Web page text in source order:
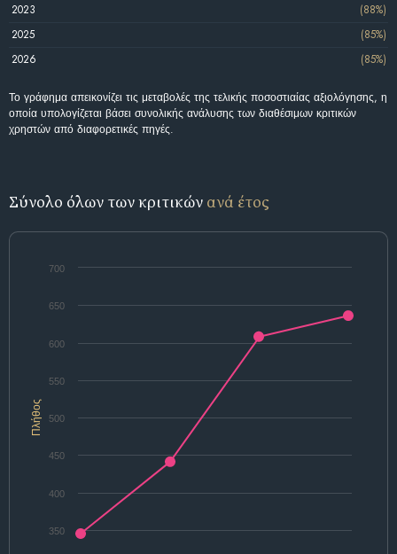
2023
(88%)
2025
(85%)
2026
(85%)
Το γράφημα απεικονίζει τις μεταβολές της τελικής ποσοστιαίας αξιολόγησης, η
οποία υπολογίζεται βάσει συνολικής ανάλυσης των διαθέσιμων κριτικών
χρηστών από διαφορετικές πηγές.
Σύνολο όλων των κριτικών ανά έτος
Πλήθος
350
400
450
500
550
600
650
700